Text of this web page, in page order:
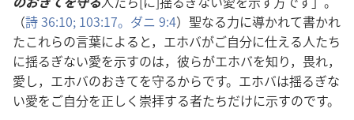
（詩36:10; 103:17。 ダニ 9:4） 聖なる力に導かれて書かれ
たこれらの言葉によると，エホバがご自分に仕える人たち
に揺るぎない愛を示すのは， 彼らがエホバを知り， 畏れ，
愛し，エホバのおきてを守るからです。エホバは揺るぎな
い愛をご自分を正しく 崇拝する者たちだけに示すのです。